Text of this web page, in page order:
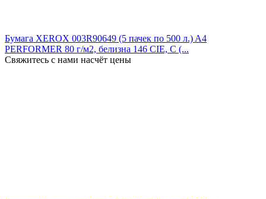
Бумага XEROX 003R90649 (5 пачек по 500 л.) A4
PERFORMER 80 г/м2, белизна 146 CIE, C (...
Свяжитесь с нами насчёт цены